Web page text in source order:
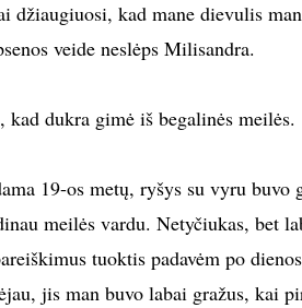
džiaugiuosi, kad mane dievulis
veide neslėps Milisandra.
dukra gimė iš begalinės meilės.
19-os metų, ryšys su vyru buvo
meilės vardu. Netyčiukas, bet
tuoktis padavėm po
jis man buvo labai gražus, kai